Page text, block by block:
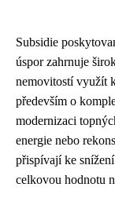
Subsidie
úspor zahrnuje
nemovitostí využít
především o
modernizaci
energie nebo
přispívají ke
celkovou hodnotu